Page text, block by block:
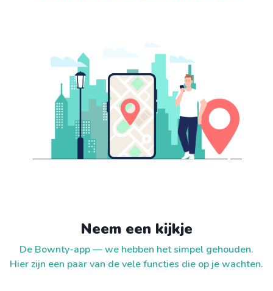
Neem een kijkje
De Bownty-app — we hebben het simpel gehouden.
Hier zijn een paar van de vele functies die op je wachten.